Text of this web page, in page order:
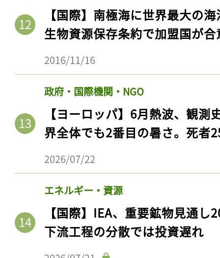
【国際】南極海に世界最大の
生物資源保存条約で加盟国が合
2016/11/16
政府・国際機関・NGO
【ヨーロッパ】6月熱波、観
界全体でも2番目の暑さ。死者
2026/07/22
エネルギー・資源
【国際】IEA、重要鉱物見通
下流工程の分散では投資遅れ